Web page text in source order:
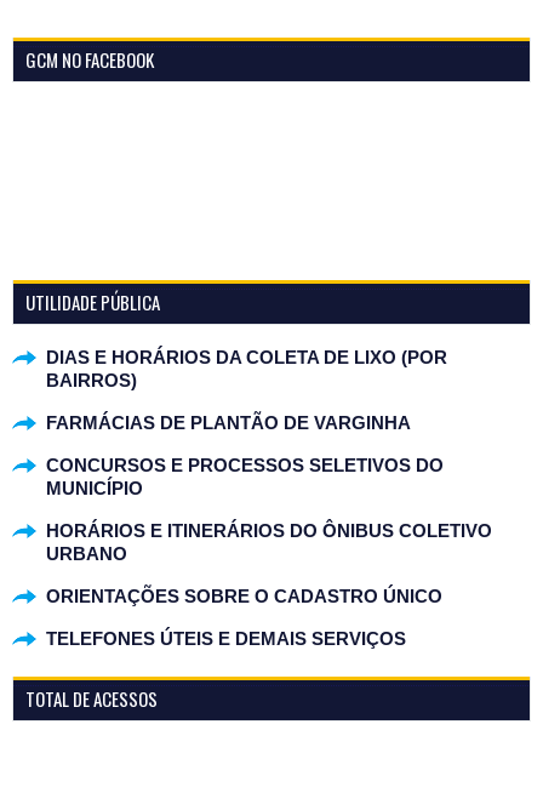
GCM NO FACEBOOK
UTILIDADE PÚBLICA
DIAS E HORÁRIOS DA COLETA DE LIXO (POR
BAIRROS)
FARMÁCIAS DE PLANTÃO DE VARGINHA
CONCURSOS E PROCESSOS SELETIVOS DO
MUNICÍPIO
HORÁRIOS E ITINERÁRIOS DO ÔNIBUS COLETIVO
URBANO
ORIENTAÇÕES SOBRE O CADASTRO ÚNICO
TELEFONES ÚTEIS E DEMAIS SERVIÇOS
TOTAL DE ACESSOS